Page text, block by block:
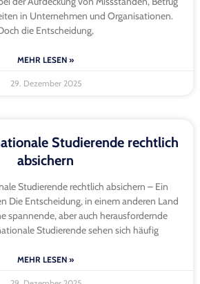
in Unternehmen und Organisationen.
die Entscheidung,
MEHR LESEN »
29. Dezember 2025
Studierende rechtlich
absichern
Studierende rechtlich absichern – Ein
Die Entscheidung, in einem anderen Land
spannende, aber auch herausfordernde
Studierende sehen sich häufig
MEHR LESEN »